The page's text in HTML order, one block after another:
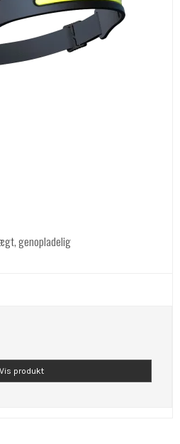
genopladelig
Vis produkt